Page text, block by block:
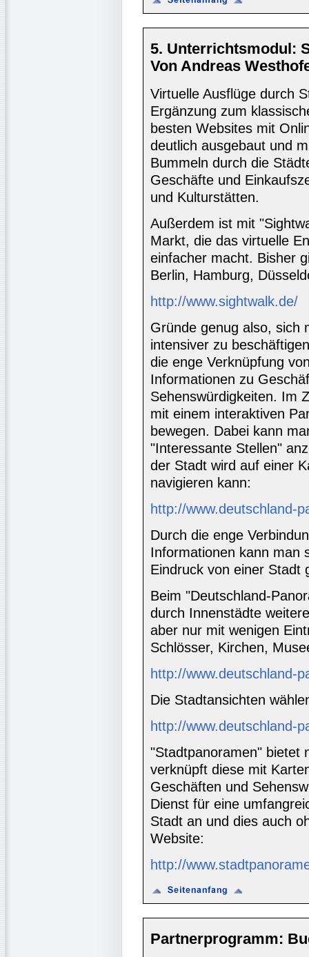
5. Unterrichtsmodul:
Von Andreas
Virtuelle Ausflüge durch
Ergänzung zum
besten Websites mit
deutlich ausgebaut und
Bummeln durch die
Geschäfte und
und Kulturstätten.
Außerdem ist mit
Markt, die das virtuelle
einfacher macht. Bisher
Berlin, Hamburg,
http://www.sightwalk.de/
Gründe genug also, sich
intensiver zu
die enge Verknüpfung
Informationen zu
Sehenswürdigkeiten. Im
mit einem interaktiven
bewegen. Dabei kann
"Interessante Stellen"
der Stadt wird auf einer
navigieren kann:
http://www.deutschland-
Durch die enge
Informationen kann man
Eindruck von einer Stadt
Beim "Deutschland-
durch Innenstädte
aber nur mit wenigen
Schlösser, Kirchen,
http://www.deutschland-
Die Stadtansichten
http://www.deutschland-
"Stadtpanoramen" bietet
verknüpft diese mit
Geschäften und
Dienst für eine
Stadt an und dies auch
Website:
http://
Partnerprogramm: